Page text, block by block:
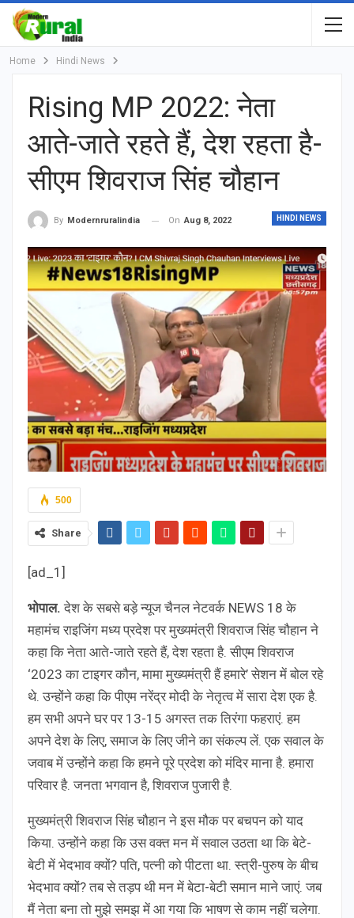
Home Hindi News
Rising MP 2022: नेता
आते-जाते रहते हैं, देश रहता है-
सीएम शिवराज सिंह चौहान
HINDI NEWS
By Modernruralindia On Aug 8, 2022
500
Share
[ad_1]
भोपाल. देश के सबसे बड़े न्यूज चैनल नेटवर्क NEWS 18 के
महामंच राइजिंग मध्य प्रदेश पर मुख्यमंत्री शिवराज सिंह चौहान ने
कहा कि नेता आते-जाते रहते हैं, देश रहता है. सीएम शिवराज
‘2023 का टाइगर कौन, मामा मुख्यमंत्री हैं हमारे’ सेशन में बोल रहे
थे. उन्होंने कहा कि पीएम नरेंद्र मोदी के नेतृत्व में सारा देश एक है.
हम सभी अपने घर पर 13-15 अगस्त तक तिरंगा फहराएं. हम
अपने देश के लिए, समाज के लिए जीने का संकल्प लें. एक सवाल के
जवाब में उन्होंने कहा कि हमने पूरे प्रदेश को मंदिर माना है. हमारा
परिवार है. जनता भगवान है, शिवराज पुजारी है.
मुख्यमंत्री शिवराज सिंह चौहान ने इस मौक पर बचपन को याद
किया. उन्होंने कहा कि उस वक्त मन में सवाल उठता था कि बेटे-
बेटी में भेदभाव क्यों? पति, पत्नी को पीटता था. स्त्री-पुरुष के बीच
भेदभाव क्यों? तब से तड़प थी मन में बेटा-बेटी समान माने जाएं. जब
मैं नेता बना तो मुझे समझ में आ गया कि भाषण से काम नहीं चलेगा.